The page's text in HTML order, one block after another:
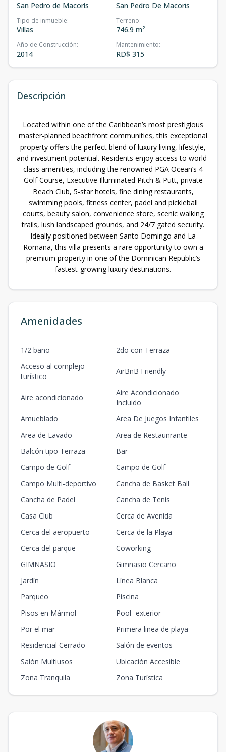
San Pedro de Macorís San Pedro De Macoris
Tipo de inmueble:
Villas
Terreno:
746.9 m²
Año de Construcción:
2014
Mantenimiento:
RD$ 315
Descripción
Located within one of the Caribbean’s most prestigious
master-planned beachfront communities, this exceptional
property offers the perfect blend of luxury living, lifestyle,
and investment potential. Residents enjoy access to world-
class amenities, including the renowned PGA Ocean’s 4
Golf Course, Executive Illuminated Pitch & Putt, private
Beach Club, 5-star hotels, fine dining restaurants,
swimming pools, fitness center, padel and pickleball
courts, beauty salon, convenience store, scenic walking
trails, lush landscaped grounds, and 24/7 gated security.
Ideally positioned between Santo Domingo and La
Romana, this villa presents a rare opportunity to own a
premium property in one of the Dominican Republic’s
fastest-growing luxury destinations.
Amenidades
1/2 baño
2do con Terraza
Acceso al complejo
turístico
AirBnB Friendly
Aire acondicionado
Aire Acondicionado
Incluido
Amueblado
Area De Juegos Infantiles
Area de Lavado
Area de Restaunrante
Balcón tipo Terraza
Bar
Campo de Golf
Campo de Golf
Campo Multi-deportivo
Cancha de Basket Ball
Cancha de Padel
Cancha de Tenis
Casa Club
Cerca de Avenida
Cerca del aeropuerto
Cerca de la Playa
Cerca del parque
Coworking
GIMNASIO
Gimnasio Cercano
Jardín
Línea Blanca
Parqueo
Piscina
Pisos en Mármol
Pool- exterior
Por el mar
Primera linea de playa
Residencial Cerrado
Salón de eventos
Salón Multiusos
Ubicación Accesible
Zona Tranquila
Zona Turística